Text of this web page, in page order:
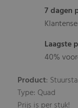
7 dagen
Laagste
40%
Product:
Type: Quad